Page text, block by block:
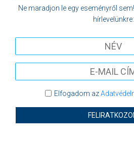
Ne maradjon le egy eseményről
hírlevelünkre:
Elfogadom az